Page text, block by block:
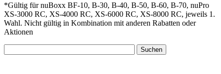
*Gültig für nuBoxx BF-10, B-30, B-40, B-50, B-60, B-70, nuPro
XS-3000 RC, XS-4000 RC, XS-6000 RC, XS-8000 RC, jeweils 1.
Wahl. Nicht gültig in Kombination mit anderen Rabatten oder
Aktionen